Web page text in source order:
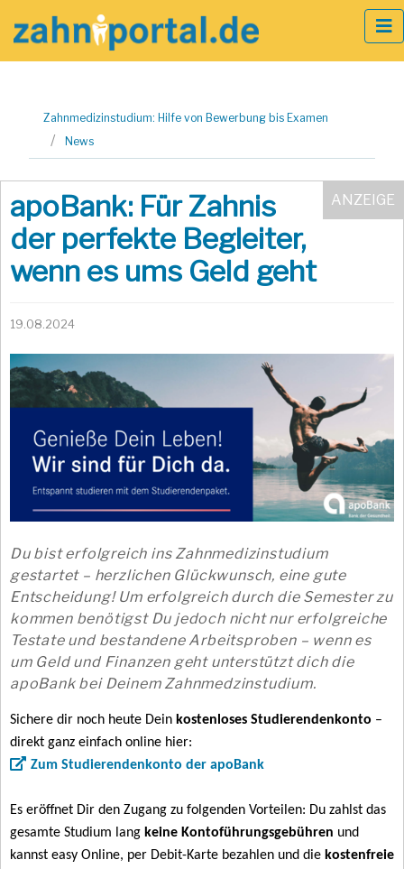
springen
Zahnmedizinstudium: Hilfe von Bewerbung bis Examen
News
apoBank: Für Zahnis
der perfekte Begleiter,
wenn es ums Geld geht
19.08.2024
Du bist erfolgreich ins Zahnmedizinstudium
gestartet – herzlichen Glückwunsch, eine gute
Entscheidung! Um erfolgreich durch die Semester zu
kommen benötigst Du jedoch nicht nur erfolgreiche
Testate und bestandene Arbeitsproben – wenn es
um Geld und Finanzen geht unterstützt dich die
apoBank bei Deinem Zahnmedzinstudium.
Sichere dir noch heute Dein kostenloses Studierendenkonto –
direkt ganz einfach online hier:
Zum Studierendenkonto der apoBank
Es eröffnet Dir den Zugang zu folgenden Vorteilen: Du zahlst das
gesamte Studium lang keine Kontoführungsgebühren und
kannst easy Online, per Debit-Karte bezahlen und die kostenfreie